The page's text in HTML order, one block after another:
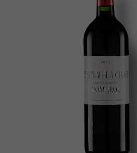
Bodega Garzon
Ver Sacrum
Champagne